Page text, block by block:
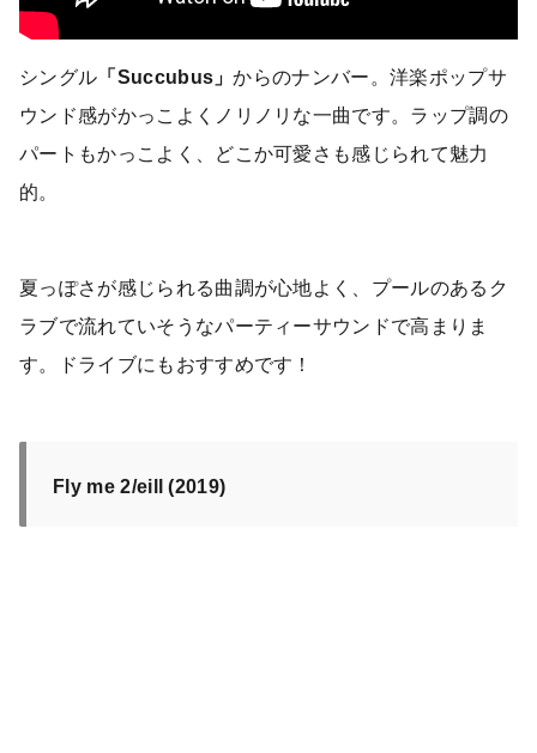
シングル 「Succubus」からのナンバー。洋楽ポップサ
ウンド感がかっこよくノリノリな一曲です。ラップ調の
パートもかっこよく、どこか可愛さも感じられて魅力
的。
夏っぽさが感じられる曲調が心地よく、プールのあるク
ラブで流れていそうなパーティーサウンドで高まりま
す。ドライブにもおすすめです！
Fly me 2/eill (2019)